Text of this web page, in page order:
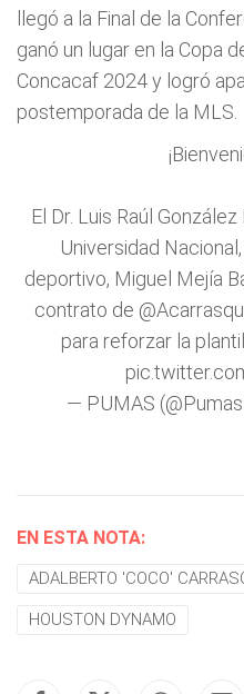
llegó a la Final de la
ganó un lugar en la Copa
Concacaf 2024 y logró
postemporada de la MLS.
El Dr. Luis Raúl
Universidad
deportivo, Miguel Mejía
contrato de
para reforzar la
— PUMAS
EN ESTA NOTA:
ADALBERTO 'COCO'
HOUSTON DYNAMO